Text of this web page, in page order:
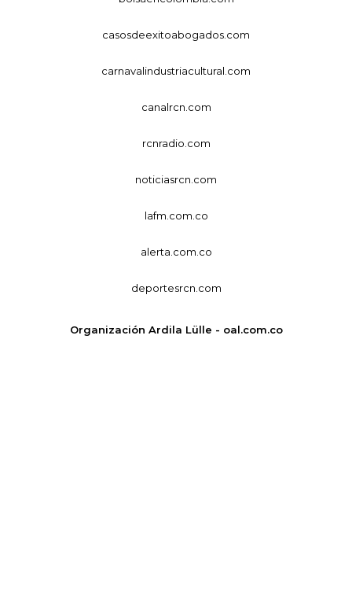
casosdeexitoabogados.com
carnavalindustriacultural.com
canalrcn.com
rcnradio.com
noticiasrcn.com
lafm.com.co
alerta.com.co
deportesrcn.com
Organización Ardila Lülle - oal.com.co